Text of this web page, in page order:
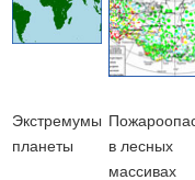
Экстремумы
планеты
в лесных
массивах